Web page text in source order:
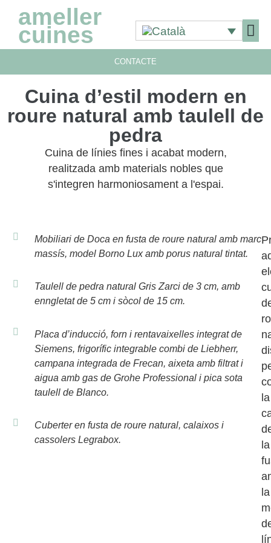
ameller
cuines
CONTACTE
Cuina d’estil modern en
roure natural amb taulell de
pedra
Cuina de línies fines i acabat modern,
realitzada amb materials nobles que
s'integren harmoniosament a l'espai.
Mobiliari de Doca en fusta de roure natural amb marc
massís, model Borno Lux amb porus natural tintat.
Taulell de pedra natural Gris Zarci de 3 cm, amb
enngletat de 5 cm i sòcol de 15 cm.
Placa d’inducció, forn i rentavaixelles integrat de
Siemens, frigorífic integrable combi de Liebherr,
campana integrada de Frecan, aixeta amb filtrat i
aigua amb gas de Grohe Professional i pica sota
taulell de Blanco.
Cuberter en fusta de roure natural, calaixos i
cassolers Legrabox.
la
la
la